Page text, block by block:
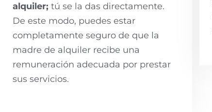
alquiler; tú se la das directamente.
De este modo, puedes estar
completamente seguro de que la
madre de alquiler recibe una
remuneración adecuada por prestar
sus servicios.